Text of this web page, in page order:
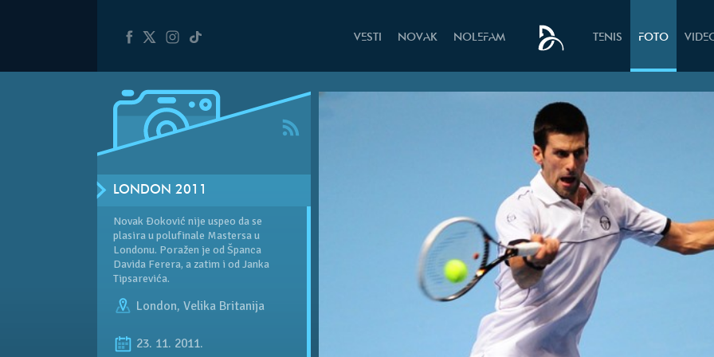
VESTI NOVAK NOLEFAM TENIS FOTO
LONDON 2011
Novak Đoković nije uspeo da se
plasira u polufinale Mastersa u
Londonu. Poražen je od Španca
Davida Ferera, a zatim i od Janka
Tipsarevića.
London, Velika Britanija
23. 11. 2011.